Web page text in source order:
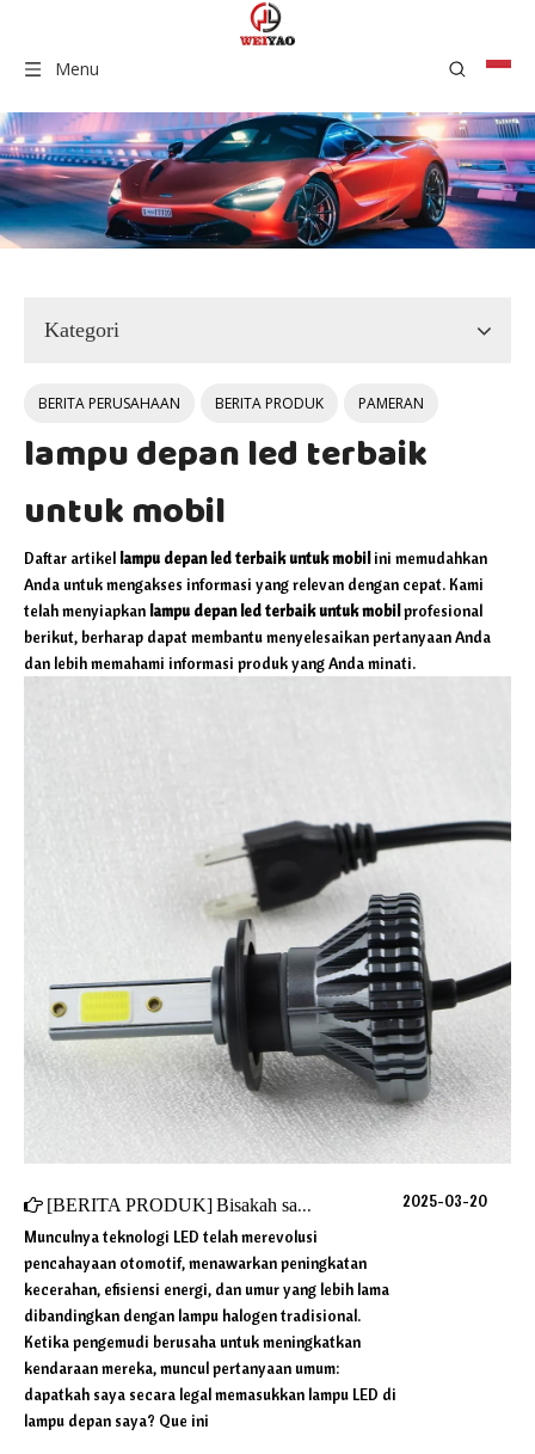
Menu
Kategori
BERITA PERUSAHAAN BERITA PRODUK PAMERAN
lampu depan led terbaik
untuk mobil
Daftar artikel lampu depan led terbaik untuk mobil ini memudahkan
Anda untuk mengakses informasi yang relevan dengan cepat. Kami
telah menyiapkan lampu depan led terbaik untuk mobil profesional
berikut, berharap dapat membantu menyelesaikan pertanyaan Anda
dan lebih memahami informasi produk yang Anda minati.
[BERITA PRODUK]Bisakah saya secara legal memasukkan lampu LED di lampu depan saya?
Munculnya teknologi LED telah merevolusi
pencahayaan otomotif, menawarkan peningkatan
kecerahan, efisiensi energi, dan umur yang lebih lama
dibandingkan dengan lampu halogen tradisional.
Ketika pengemudi berusaha untuk meningkatkan
kendaraan mereka, muncul pertanyaan umum:
dapatkah saya secara legal memasukkan lampu LED di
lampu depan saya? Que ini
2025-03-20